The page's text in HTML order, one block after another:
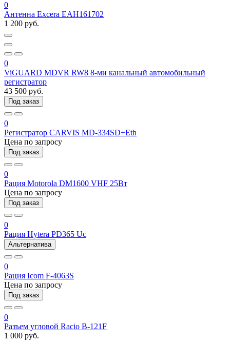
0
Антенна Excera EAH161702
1 200 руб.
0
ViGUARD MDVR RW8 8-ми канальный автомобильный
регистратор
43 500 руб.
Под заказ
0
Регистратор CARVIS MD-334SD+Eth
Цена по запросу
Под заказ
0
Рация Motorola DM1600 VHF 25Вт
Цена по запросу
Под заказ
0
Рация Hytera PD365 Uc
Альтернатива
0
Рация Icom F-4063S
Цена по запросу
Под заказ
0
Разъем угловой Racio B-121F
1 000 руб.